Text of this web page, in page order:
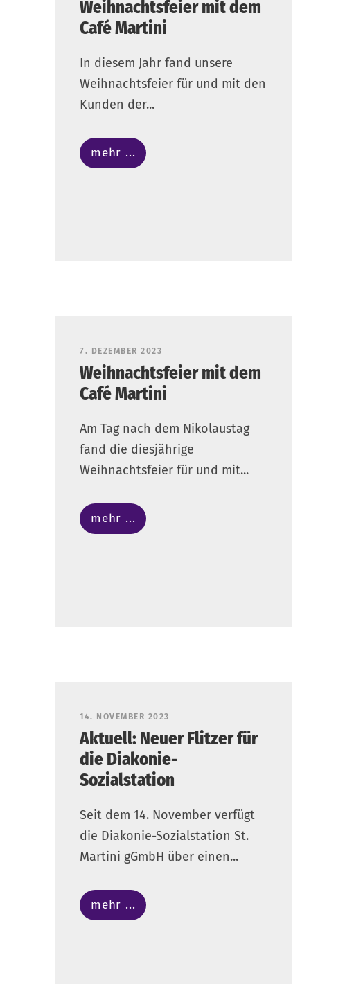
Weihnachtsfeier mit dem
Café Martini
In diesem Jahr fand unsere
Weihnachtsfeier für und mit den
Kunden der...
mehr ...
7. DEZEMBER 2023
Weihnachtsfeier mit dem
Café Martini
Am Tag nach dem Nikolaustag
fand die diesjährige
Weihnachtsfeier für und mit...
mehr ...
14. NOVEMBER 2023
Aktuell: Neuer Flitzer für
die Diakonie-
Sozialstation
Seit dem 14. November verfügt
die Diakonie-Sozialstation St.
Martini gGmbH über einen...
mehr ...